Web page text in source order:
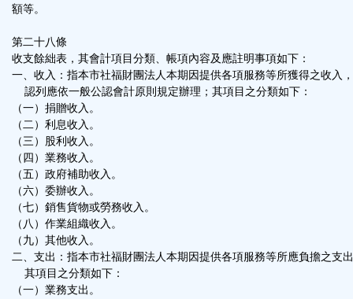
額等。
第二十八條
收支餘絀表，其會計項目分類、帳項內容及應註明事項如下：
一、收入：指本市社福財團法人本期因提供各項服務等所獲得之收入
認列應依一般公認會計原則規定辦理；其項目之分類如下：
（一）捐贈收入。
（二）利息收入。
（三）股利收入。
（四）業務收入。
（五）政府補助收入。
（六）委辦收入。
（七）銷售貨物或勞務收入。
（八）作業組織收入。
（九）其他收入。
二、支出：指本市社福財團法人本期因提供各項服務等所應負擔之支
其項目之分類如下：
（一）業務支出。